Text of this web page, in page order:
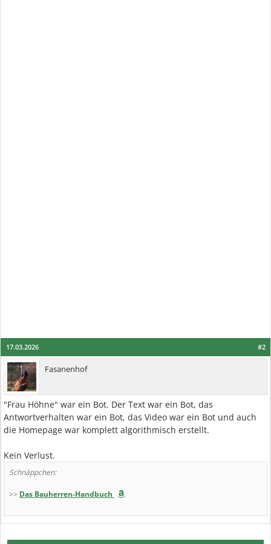
#2
17.03.2026
Fasanenhof
"Frau Höhne" war ein Bot. Der Text war ein Bot, das
Antwortverhalten war ein Bot, das Video war ein Bot und auch
die Homepage war komplett algorithmisch erstellt.
Kein Verlust.
Schnäppchen:
>> Das Bauherren-Handbuch